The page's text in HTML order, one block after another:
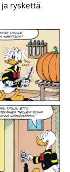
ryskettä.